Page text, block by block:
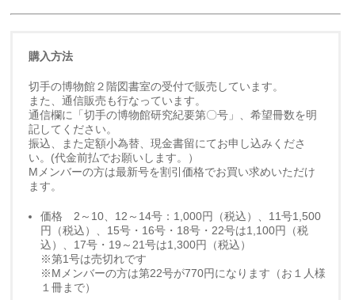
購入方法
切手の博物館２階図書室の受付で販売しています。
また、通信販売も行なっています。
通信欄に「切手の博物館研究紀要第〇号」、希望冊数を明
記してください。
振込、また定額小為替、現金書留にてお申し込みくださ
い。(代金前払でお願いします。）
Mメンバーの方は最新号を割引価格でお買い求めいただけ
ます。
価格 2～10、12～14号：1,000円（税込）、11号1,500
円（税込）、15号・16号・18号・22号は1,100円（税
込）、17号・19～21号は1,300円（税込）
※第1号は売切れです
※Mメンバーの方は第22号が770円になります（お１人様
１冊まで）